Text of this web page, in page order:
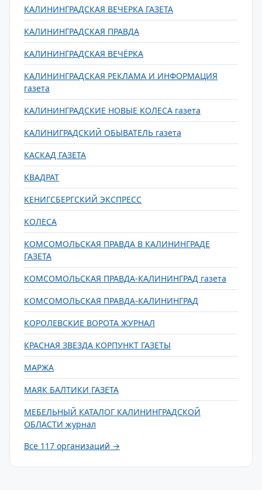
КАЛИНИНГРАДСКАЯ ВЕЧЕРКА ГАЗЕТА
КАЛИНИНГРАДСКАЯ ПРАВДА
КАЛИНИНГРАДСКАЯ ВЕЧЁРКА
КАЛИНИНГРАДСКАЯ РЕКЛАМА И ИНФОРМАЦИЯ
газета
КАЛИНИНГРАДСКИЕ НОВЫЕ КОЛЕСА газета
КАЛИНИГРАДСКИЙ ОБЫВАТЕЛЬ газета
КАСКАД ГАЗЕТА
КВАДРАТ
КЕНИГСБЕРГСКИЙ ЭКСПРЕСС
КОЛЕСА
КОМСОМОЛЬСКАЯ ПРАВДА В КАЛИНИНГРАДЕ
ГАЗЕТА
КОМСОМОЛЬСКАЯ ПРАВДА-КАЛИНИНГРАД газета
КОМСОМОЛЬСКАЯ ПРАВДА-КАЛИНИНГРАД
КОРОЛЕВСКИЕ ВОРОТА ЖУРНАЛ
КРАСНАЯ ЗВЕЗДА КОРПУНКТ ГАЗЕТЫ
МАРЖА
МАЯК БАЛТИКИ ГАЗЕТА
МЕБЕЛЬНЫЙ КАТАЛОГ КАЛИНИНГРАДСКОЙ
ОБЛАСТИ журнал
Все 117 организаций →